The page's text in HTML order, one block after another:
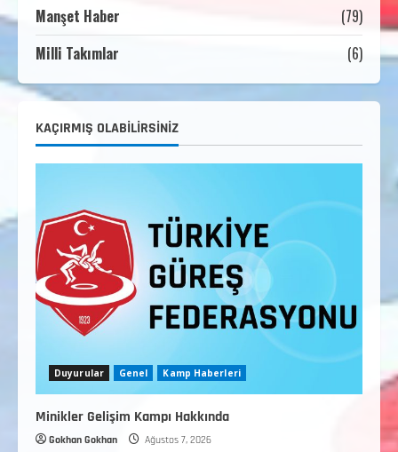
3
Eğitimi Sivas’ta Açılıyor
5
3. Kademe Güreş Antrenör Uygulama
Manşet Haber
(79)
Milli Takımlar
(6)
KAÇIRMIŞ OLABILIRSINIZ
Duyurular Genel Kamp Haberleri
Minikler Gelişim Kampı Hakkında
Gokhan Gokhan Ağustos 7, 2026